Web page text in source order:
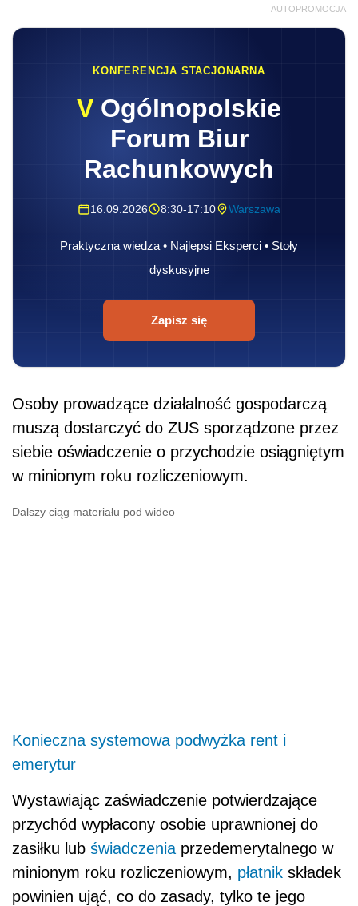
AUTOPROMOCJA
KONFERENCJA STACJONARNA
V Ogólnopolskie
Forum Biur
Rachunkowych
16.09.2026 8:30-17:10 Warszawa
Praktyczna wiedza • Najlepsi Eksperci • Stoły
dyskusyjne
Zapisz się
Osoby prowadzące działalność gospodarczą
muszą dostarczyć do ZUS sporządzone przez
siebie oświadczenie o przychodzie osiągniętym
w minionym roku rozliczeniowym.
Dalszy ciąg materiału pod wideo
Konieczna systemowa podwyżka rent i
emerytur
Wystawiając zaświadczenie potwierdzające
przychód wypłacony osobie uprawnionej do
zasiłku lub świadczenia przedemerytalnego w
minionym roku rozliczeniowym, płatnik składek
powinien ująć, co do zasady, tylko te jego